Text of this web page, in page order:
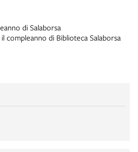
di Salaborsa
compleanno di Biblioteca Salaborsa